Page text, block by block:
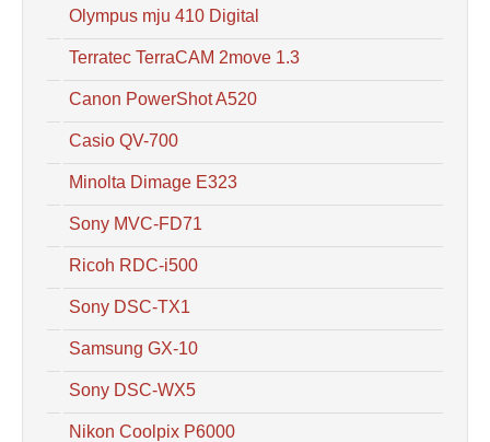
Olympus mju 410 Digital
Terratec TerraCAM 2move 1.3
Canon PowerShot A520
Casio QV-700
Minolta Dimage E323
Sony MVC-FD71
Ricoh RDC-i500
Sony DSC-TX1
Samsung GX-10
Sony DSC-WX5
Nikon Coolpix P6000